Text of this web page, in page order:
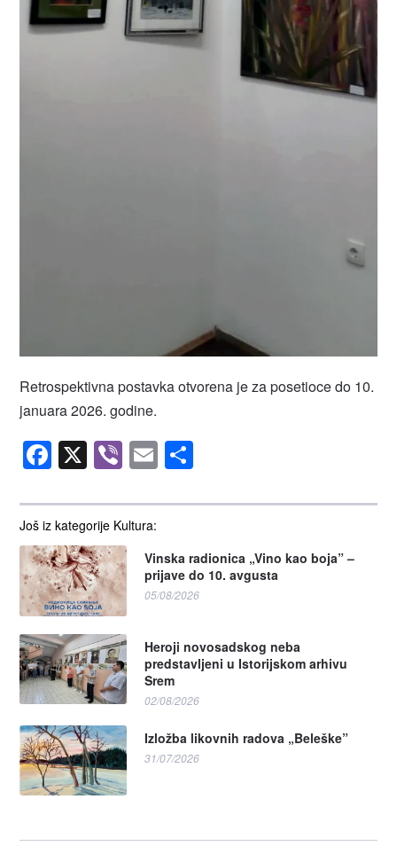
Još iz kategorije Kultura:
Vinska radionica „Vino kao boja” –
prijave do 10. avgusta
05/08/2026
Heroji novosadskog neba
predstavljeni u Istorijskom arhivu
Srem
02/08/2026
Izložba likovnih radova „Beleške”
31/07/2026
Retrospektivna postavka otvorena je za posetioce do 10.
januara 2026. godine.
Facebook
X Viber
Email